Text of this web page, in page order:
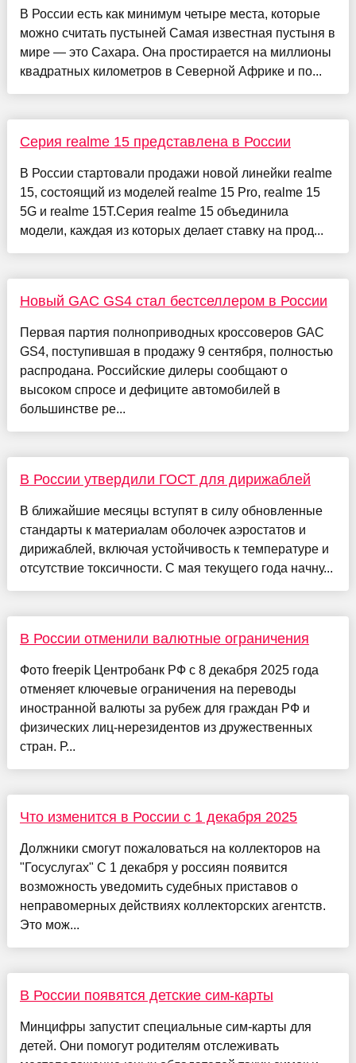
В России есть как минимум четыре места, которые
можно считать пустыней Самая известная пустыня в
мире — это Сахара. Она простирается на миллионы
квадратных километров в Северной Африке и по...
Серия realme 15 представлена в России
В России стартовали продажи новой линейки realme
15, состоящий из моделей realme 15 Pro, realme 15
5G и realme 15T.Серия realme 15 объединила
модели, каждая из которых делает ставку на прод...
Новый GAC GS4 стал бестселлером в России
Первая партия полноприводных кроссоверов GAC
GS4, поступившая в продажу 9 сентября, полностью
распродана. Российские дилеры сообщают о
высоком спросе и дефиците автомобилей в
большинстве ре...
В России утвердили ГОСТ для дирижаблей
В ближайшие месяцы вступят в силу обновленные
стандарты к материалам оболочек аэростатов и
дирижаблей, включая устойчивость к температуре и
отсутствие токсичности. С мая текущего года начну...
В России отменили валютные ограничения
Фото freepik Центробанк РФ с 8 декабря 2025 года
отменяет ключевые ограничения на переводы
иностранной валюты за рубеж для граждан РФ и
физических лиц-нерезидентов из дружественных
стран. Р...
Что изменится в России с 1 декабря 2025
Должники смогут пожаловаться на коллекторов на
"Госуслугах" С 1 декабря у россиян появится
возможность уведомить судебных приставов о
неправомерных действиях коллекторских агентств.
Это мож...
В России появятся детские сим-карты
Минцифры запустит специальные сим-карты для
детей. Они помогут родителям отслеживать